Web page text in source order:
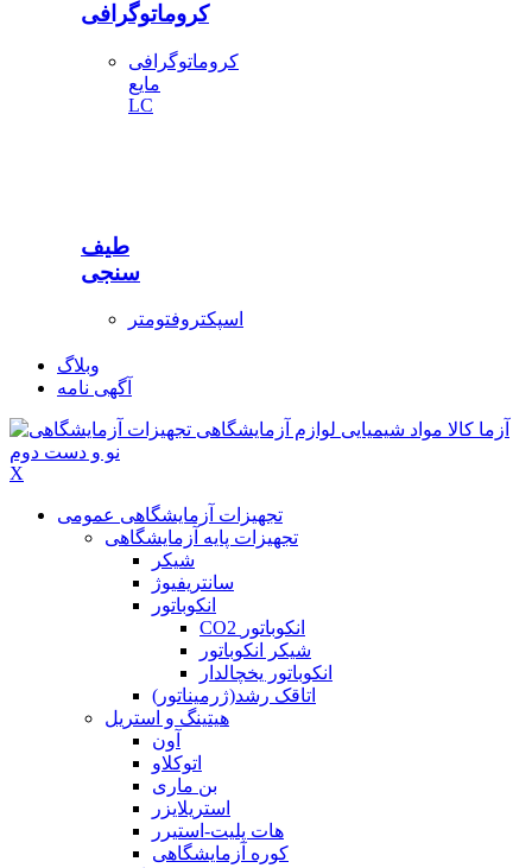
کروماتوگرافی
کروماتوگرافی
مایع
LC
طیف
سنجی
اسپکتروفتومتر
وبلاگ
آگهی نامه
X
تجهیزات آزمایشگاهی عمومی
تجهیزات پایه آزمایشگاهی
شیکر
سانتریفیوژ
انکوباتور
CO2 انکوباتور
شیکر انکوباتور
انکوباتور یخچالدار
اتاقک رشد(ژرمیناتور)
هیتینگ و استریل
آون
اتوکلاو
بن ماری
استریلایزر
هات پلیت-استیرر
کوره آزمایشگاهی